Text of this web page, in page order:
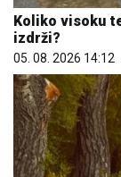
Koliko visoku
izdrži?
05. 08. 2026 14:12